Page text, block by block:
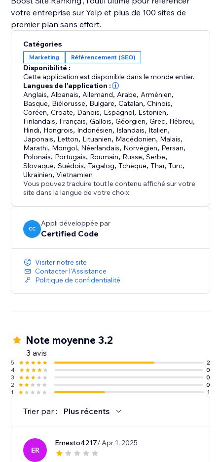
votre entreprise sur Yelp et plus de 100 sites de
premier plan sans effort.
Catégories
Marketing Référencement (SEO)
Disponibilité :
Cette application est disponible dans le monde entier.
Langues de l'application :
Anglais, Albanais, Allemand, Arabe, Arménien,
Basque, Biélorusse, Bulgare,Catalan,Chinois,
Coréen,Croate, Danois, Espagnol, Estonien,
Finlandais, Français,Gallois,Géorgien,Grec, Hébreu,
Hindi, Hongrois, Indonésien, Islandais, Italien,
Japonais, Letton, Lituanien, Macédonien, Malais,
Marathi, Mongol, Néerlandais, Norvégien, Persan,
Polonais, Portugais, Roumain, Russe,Serbe,
Slovaque,Suédois,Tagalog,Tchèque,Thaï,Turc,
Ukrainien,Vietnamien
Vous pouvez traduire tout le contenu affiché sur votre
site dans la langue de votre choix.
CC
Appli développée par
Certified Code
Visiter notre site
Contacter l'Assistance
Politique de confidentialité
Note moyenne 3.2
3 avis
5
2
4
0
3
0
2
0
1
1
Trier par : Plus récents
ER
Ernesto4217/ Apr 1, 2025